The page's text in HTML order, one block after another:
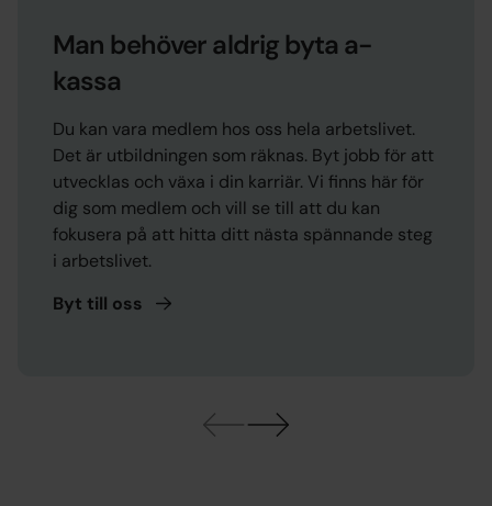
Man behöver aldrig byta a-
kassa
Du kan vara medlem hos oss hela arbetslivet.
Det är utbildningen som räknas. Byt jobb för att
utvecklas och växa i din karriär. Vi finns här för
dig som medlem och vill se till att du kan
fokusera på att hitta ditt nästa spännande steg
i arbetslivet.
Byt till oss